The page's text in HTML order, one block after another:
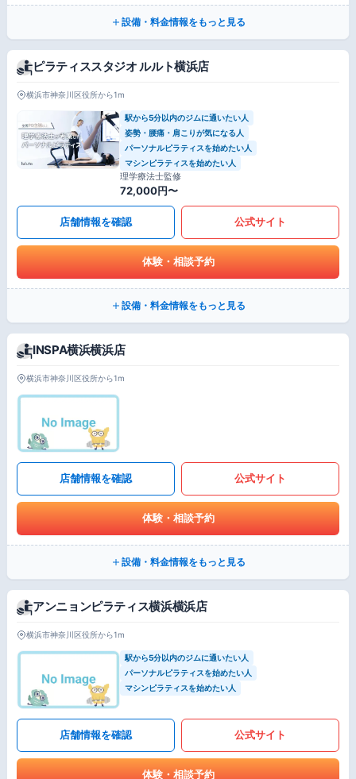
設備・料金情報をもっと見る
ピラティススタジオ ルルト横浜店
横浜市神奈川区役所から1m
駅から5分以内のジムに通いたい人
姿勢・腰痛・肩こりが気になる人
パーソナルピラティスを始めたい人
マシンピラティスを始めたい人
理学療法士監修
72,000円〜
店舗情報を確認 公式サイト
体験・相談予約
設備・料金情報をもっと見る
INSPA横浜横浜店
横浜市神奈川区役所から1m
店舗情報を確認 公式サイト
体験・相談予約
設備・料金情報をもっと見る
アンニョンピラティス横浜横浜店
横浜市神奈川区役所から1m
駅から5分以内のジムに通いたい人
パーソナルピラティスを始めたい人
マシンピラティスを始めたい人
店舗情報を確認 公式サイト
体験・相談予約